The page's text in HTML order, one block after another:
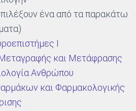
ένα από τα παρακάτω
I
και Μετάφρασης
Ανθρώπου
και Φαρμακολογικής